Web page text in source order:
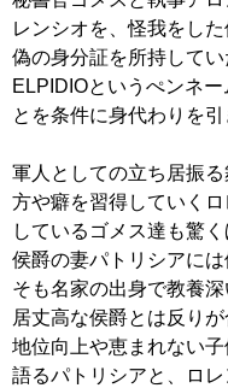
レンシオを、怪我をし
偽の身分証を所持して
ELPIDIOというぺンネ
とを条件に身代わりを引
軍人としての立ち居振
方や癖を習得していく
しているゴメス達も驚
侯爵の妻パトリシアに
そも名家の出身で教養
居丈高な侯爵とは反り
地位向上や恵まれない
語るパトリシアと、ロ